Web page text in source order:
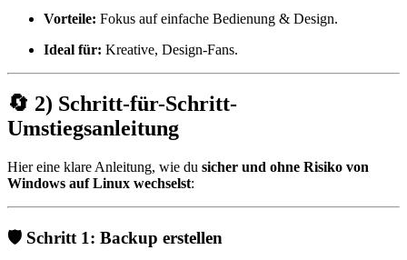
Vorteile: Fokus auf einfache Bedienung & Design.
Ideal für: Kreative, Design-Fans.
🔄 2) Schritt-für-Schritt-
Umstiegsanleitung
Hier eine klare Anleitung, wie du sicher und ohne Risiko von
Windows auf Linux wechselst:
🛡️ Schritt 1: Backup erstellen